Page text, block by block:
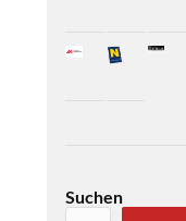
Suchen